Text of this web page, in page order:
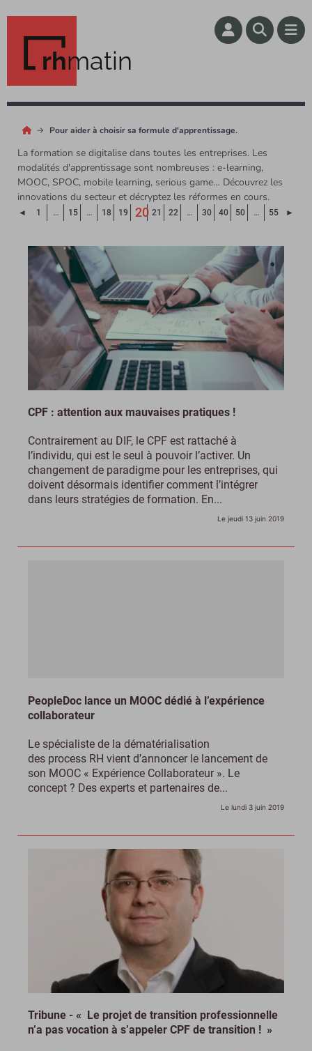
rhmatin
Pour aider à choisir sa formule d'apprentissage.
La formation se digitalise dans toutes les entreprises. Les
modalités d'apprentissage sont nombreuses : e-learning,
MOOC, SPOC, mobile learning, serious game… Découvrez les
innovations du secteur et décryptez les réformes en cours.
◄ Page précédente
1 … 15 … 18 19
20 21 22 … 30 40 50 … 55 ►
CPF : attention aux mauvaises pratiques !
Contrairement au DIF, le CPF est rattaché à
l’individu, qui est le seul à pouvoir l’activer. Un
changement de paradigme pour les entreprises, qui
doivent désormais identifier comment l’intégrer
dans leurs stratégies de formation. En...
Le jeudi 13 juin 2019
PeopleDoc lance un MOOC dédié à l’expérience
collaborateur
Le spécialiste de la dématérialisation
des process RH vient d’annoncer le lancement de
son MOOC « Expérience Collaborateur ». Le
concept ? Des experts et partenaires de...
Le lundi 3 juin 2019
Tribune - « Le projet de transition professionnelle
n’a pas vocation à s’appeler CPF de transition ! »